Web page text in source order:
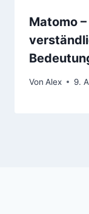
Matomo
Von Alex 9.